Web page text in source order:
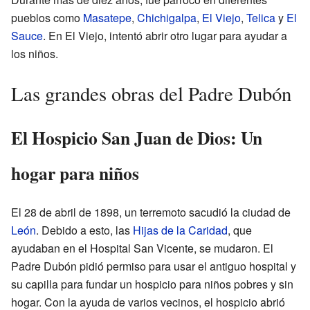
pueblos como Masatepe, Chichigalpa, El Viejo, Telicay El
Sauce. En El Viejo, intentó abrir otro lugar para ayudar a
los niños.
Las grandes obras del Padre Dubón
El Hospicio San Juan de Dios: Un
hogar para niños
El 28 de abril de 1898, un terremoto sacudió la ciudad de
León. Debido a esto, las Hijas de la Caridad, que
ayudaban en el Hospital San Vicente, se mudaron. El
Padre Dubón pidió permiso para usar el antiguo hospital y
su capilla para fundar un hospicio para niños pobres y sin
hogar. Con la ayuda de varios vecinos, el hospicio abrió